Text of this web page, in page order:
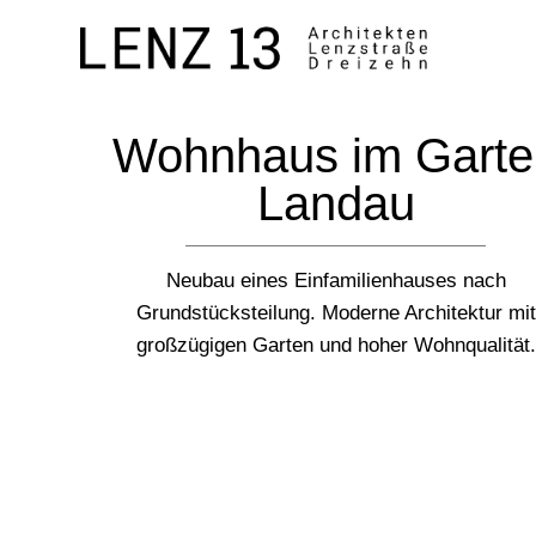
Wohnhaus im
Landau
Neubau eines Einfamilienhauses nach
Grundstücksteilung. Moderne Architektur mit
großzügigen Garten und hoher Wohnqualität.